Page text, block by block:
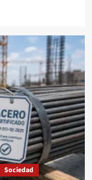
Sociedad